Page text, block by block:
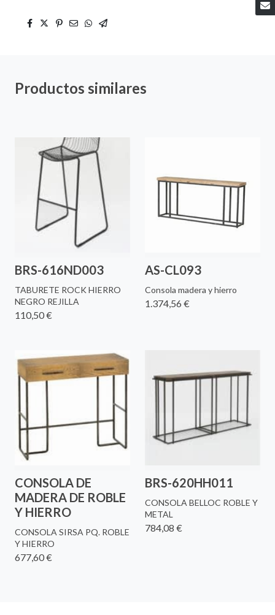
Productos similares
BRS-616ND003
TABURETE ROCK HIERRO
NEGRO REJILLA
110,50 €
AS-CL093
Consola madera y hierro
1.374,56 €
CONSOLA DE
MADERA DE ROBLE
Y HIERRO
CONSOLA SIRSA PQ. ROBLE
Y HIERRO
677,60 €
BRS-620HH011
CONSOLA BELLOC ROBLE Y
METAL
784,08 €